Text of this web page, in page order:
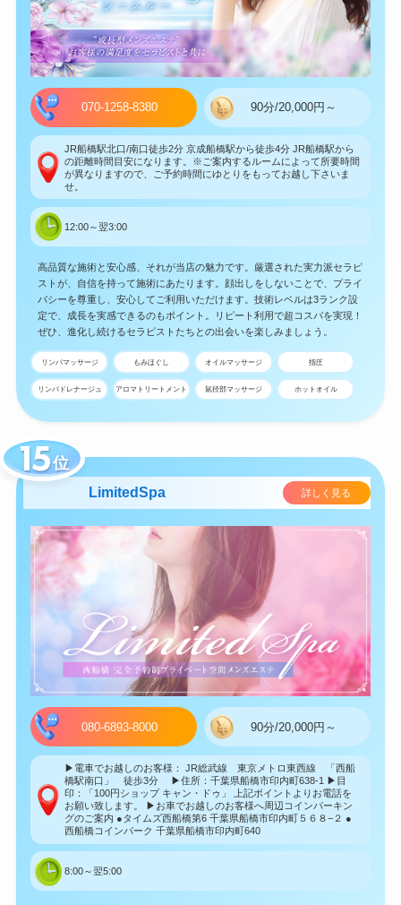
070-1258-8380 90分/20,000円～
JR船橋駅北口/南口徒歩2分 京成船橋駅から徒歩4分 JR船橋駅から
の距離時間目安になります。※ご案内するルームによって所要時間
が異なりますので、ご予約時間にゆとりをもってお越し下さいま
せ。
12:00～翌3:00
高品質な施術と安心感、それが当店の魅力です。厳選された実力派セラピ
ストが、自信を持って施術にあたります。顔出しをしないことで、プライ
バシーを尊重し、安心してご利用いただけます。技術レベルは3ランク設
定で、成長を実感できるのもポイント。リピート利用で超コスパを実現！
ぜひ、進化し続けるセラピストたちとの出会いを楽しみましょう。
リンパマッサージ もみほぐし オイルマッサージ 指圧
リンパドレナージュ アロマトリートメント 鼠径部マッサージ ホットオイル
位
LimitedSpa 詳しく見る
080-6893-8000 90分/20,000円～
▶電車でお越しのお客様： JR総武線 東京メトロ東西線 「西船
橋駅南口」 徒歩3分 ▶住所：千葉県船橋市印内町638-1 ▶目
印：「100円ショップ キャン・ドゥ」 上記ポイントよりお電話を
お願い致します。 ▶お車でお越しのお客様へ周辺コインパーキン
グのご案内 ●タイムズ西船橋第6 千葉県船橋市印内町５６８−２ ●
西船橋コインパーク 千葉県船橋市印内町640
8:00～翌5:00